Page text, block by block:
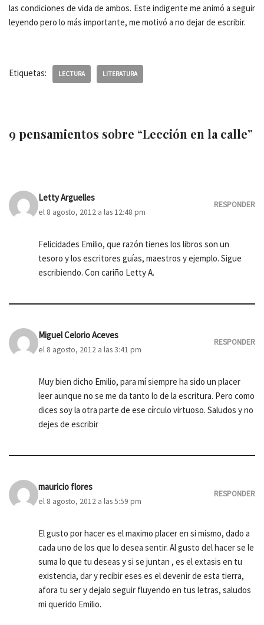
las condiciones de vida de ambos. Este indigente me animó a seguir
leyendo pero lo más importante, me motivó a no dejar de escribir.
Etiquetas: LECTURA LITERATURA
9 pensamientos sobre “Lección en la calle”
Letty Arguelles
el 8 agosto, 2012 a las 12:48 pm
RESPONDER
Felicidades Emilio, que razón tienes los libros son un
tesoro y los escritores guías, maestros y ejemplo. Sigue
escribiendo. Con cariño Letty A.
Miguel Celorio Aceves
el 8 agosto, 2012 a las 3:41 pm
RESPONDER
Muy bien dicho Emilio, para mí siempre ha sido un placer
leer aunque no se me da tanto lo de la escritura. Pero como
dices soy la otra parte de ese círculo virtuoso. Saludos y no
dejes de escribir
mauricio flores
el 8 agosto, 2012 a las 5:59 pm
RESPONDER
El gusto por hacer es el maximo placer en si mismo, dado a
cada uno de los que lo desea sentir. Al gusto del hacer se le
suma lo que tu deseas y si se juntan , es el extasis en tu
existencia, dar y recibir eses es el devenir de esta tierra,
afora tu ser y dejalo seguir fluyendo en tus letras, saludos
mi querido Emilio.